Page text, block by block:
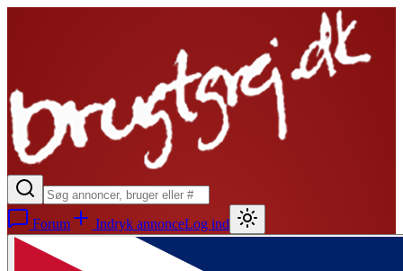
Forum Indryk annonceLog ind